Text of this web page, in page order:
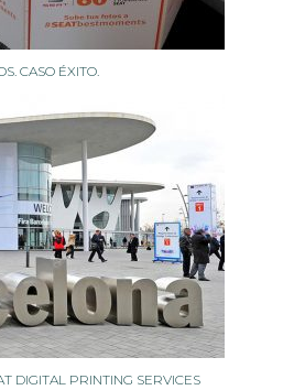
CASO ÉXITO.
DIGITAL PRINTING SERVICES